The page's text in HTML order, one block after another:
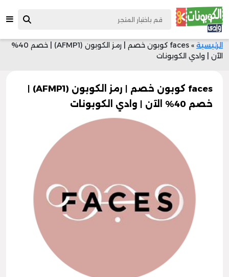
الرئيسية »
faces كوبون خصم | رمز الكوبون (AFMP1) | خصم 40%
الآن | وادي الكوبونات
faces كوبون خصم | رمز الكوبون (AFMP1) |
خصم 40% الآن | وادي الكوبونات